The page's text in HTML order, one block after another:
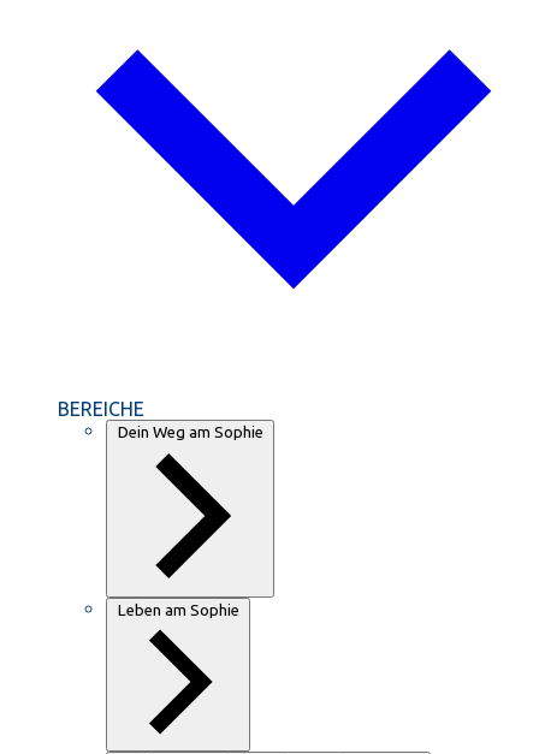
BEREICHE
Dein Weg am Sophie
Leben am Sophie